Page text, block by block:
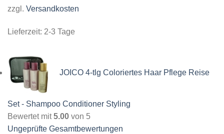
zzgl. Versandkosten
Lieferzeit: 2-3 Tage
JOICO 4-tlg Coloriertes Haar Pflege Reise
Set - Shampoo Conditioner Styling
Bewertet mit5.00 von 5
Ungeprüfte Gesamtbewertungen